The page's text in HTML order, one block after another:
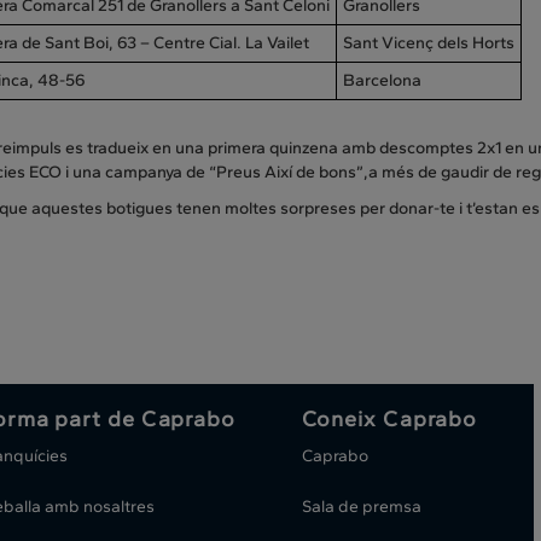
Comarcal 251 de Granollers a Sant Celoni
Granollers
de Sant Boi, 63 – Centre Cial. La Vailet
Sant Vicenç dels Horts
48-56
Barcelona
es tradueix en una primera quinzena amb descomptes 2x1 en
ECO i una campanya de “Preus Així de bons”,a més de gaudir de
aquestes botigues tenen moltes sorpreses per donar-te i t’estan
part de Caprabo
amb nosaltres
Coneix Caprabo
Caprabo
Sala de premsa